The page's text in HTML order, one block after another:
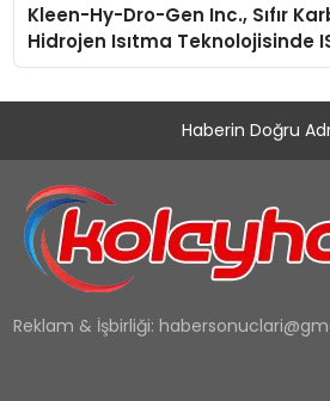
Kleen-Hy-Dro-Gen Inc., Sıfır
Hidrojen Isıtma Teknolojisinde
Düzenleyici Onaylarını Aldı
Haberin Doğru
Reklam & İşbirliği: